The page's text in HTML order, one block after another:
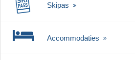
Skipas
Accommodaties